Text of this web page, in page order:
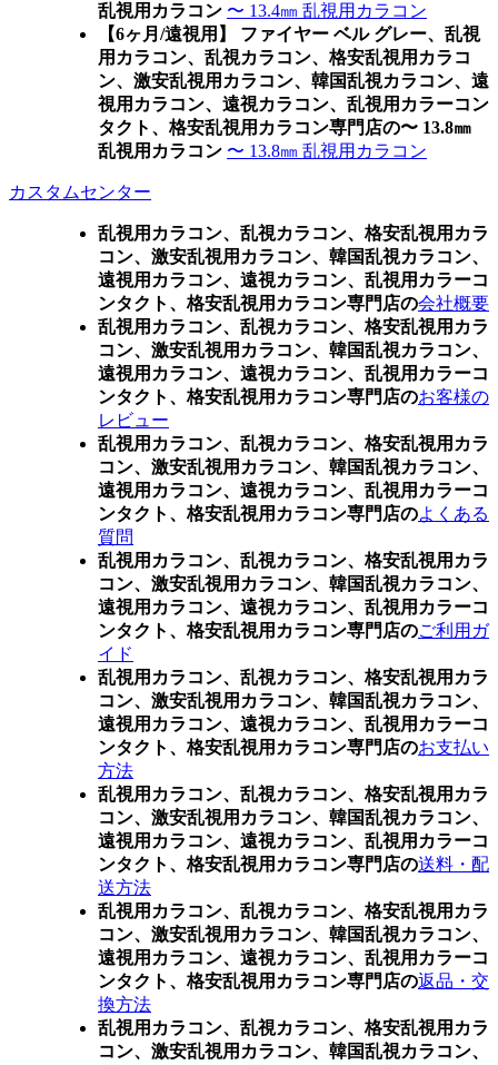
乱視用カラコン 〜 13.4㎜ 乱視用カラコン
【6ヶ月/遠視用】 ファイヤー ベル グレー、乱視
用カラコン、乱視カラコン、格安乱視用カラコ
ン、激安乱視用カラコン、韓国乱視カラコン、遠
視用カラコン、遠視カラコン、乱視用カラーコン
タクト、格安乱視用カラコン専門店の〜 13.8㎜
乱視用カラコン 〜 13.8㎜ 乱視用カラコン
カスタムセンター
乱視用カラコン、乱視カラコン、格安乱視用カラ
コン、激安乱視用カラコン、韓国乱視カラコン、
遠視用カラコン、遠視カラコン、乱視用カラーコ
ンタクト、格安乱視用カラコン専門店の会社概要
乱視用カラコン、乱視カラコン、格安乱視用カラ
コン、激安乱視用カラコン、韓国乱視カラコン、
遠視用カラコン、遠視カラコン、乱視用カラーコ
ンタクト、格安乱視用カラコン専門店のお客様の
レビュー
乱視用カラコン、乱視カラコン、格安乱視用カラ
コン、激安乱視用カラコン、韓国乱視カラコン、
遠視用カラコン、遠視カラコン、乱視用カラーコ
ンタクト、格安乱視用カラコン専門店のよくある
質問
乱視用カラコン、乱視カラコン、格安乱視用カラ
コン、激安乱視用カラコン、韓国乱視カラコン、
遠視用カラコン、遠視カラコン、乱視用カラーコ
ンタクト、格安乱視用カラコン専門店のご利用ガ
イド
乱視用カラコン、乱視カラコン、格安乱視用カラ
コン、激安乱視用カラコン、韓国乱視カラコン、
遠視用カラコン、遠視カラコン、乱視用カラーコ
ンタクト、格安乱視用カラコン専門店のお支払い
方法
乱視用カラコン、乱視カラコン、格安乱視用カラ
コン、激安乱視用カラコン、韓国乱視カラコン、
遠視用カラコン、遠視カラコン、乱視用カラーコ
ンタクト、格安乱視用カラコン専門店の送料・配
送方法
乱視用カラコン、乱視カラコン、格安乱視用カラ
コン、激安乱視用カラコン、韓国乱視カラコン、
遠視用カラコン、遠視カラコン、乱視用カラーコ
ンタクト、格安乱視用カラコン専門店の返品・交
換方法
乱視用カラコン、乱視カラコン、格安乱視用カラ
コン、激安乱視用カラコン、韓国乱視カラコン、